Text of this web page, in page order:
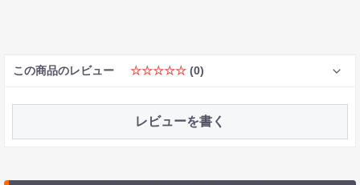
この商品のレビュー ☆☆☆☆☆ (0)
レビューを書く